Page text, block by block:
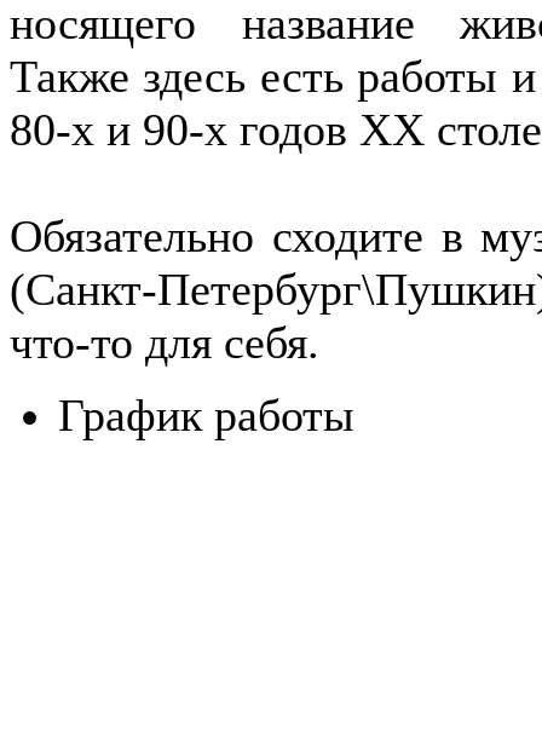
носящего название
Также здесь есть работы
80-х и 90-х годов ХХ
Обязательно сходите в
(Санкт-
что-то для себя.
График работы